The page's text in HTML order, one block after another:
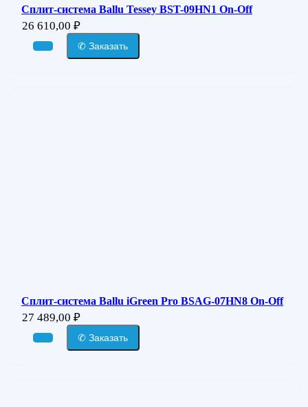
Сплит-система Ballu Tessey BST-09HN1 On-Off
26 610,00 ₽
✆ Заказать
Сплит-система Ballu iGreen Pro BSAG-07HN8 On-Off
27 489,00 ₽
✆ Заказать